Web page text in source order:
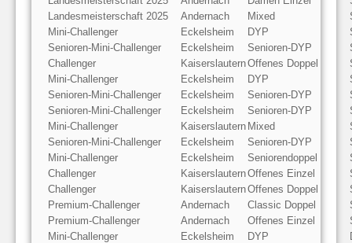
Landesmeisterschaft 2025
Andernach Mixed
Mini-Challenger
Eckelsheim DYP
Senioren-Mini-Challenger
Eckelsheim Senioren-DYP
Challenger
KaiserslauternOffenes Doppel
Mini-Challenger
Eckelsheim DYP
Senioren-Mini-Challenger
Eckelsheim Senioren-DYP
Senioren-Mini-Challenger
Eckelsheim Senioren-DYP
Mini-Challenger
Kaiserslautern Mixed
Senioren-Mini-Challenger
Eckelsheim Senioren-DYP
Mini-Challenger
Eckelsheim Seniorendoppel
Challenger
KaiserslauternOffenes Einzel
Challenger
KaiserslauternOffenes Doppel
Premium-Challenger
Andernach Classic Doppel
Premium-Challenger
Andernach Offenes Einzel
Mini-Challenger
Eckelsheim DYP